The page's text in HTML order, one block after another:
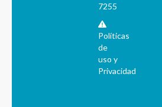
7255
Políticas
de
uso y
Privacidad